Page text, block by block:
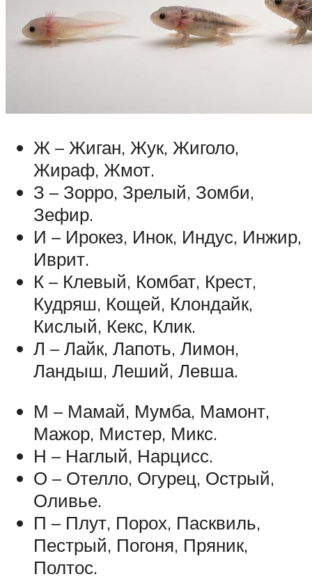
Ж – Жиган, Жук, Жиголо,
Жираф, Жмот.
З – Зорро, Зрелый, Зомби,
Зефир.
И – Ирокез, Инок, Индус, Инжир,
Иврит.
К – Клевый, Комбат, Крест,
Кудряш, Кощей, Клондайк,
Кислый, Кекс, Клик.
Л – Лайк, Лапоть, Лимон,
Ландыш, Леший, Левша.
М – Мамай, Мумба, Мамонт,
Мажор, Мистер, Микс.
Н – Наглый, Нарцисс.
О – Отелло, Огурец, Острый,
Оливье.
П – Плут, Порох, Пасквиль,
Пестрый, Погоня, Пряник,
Полтос.